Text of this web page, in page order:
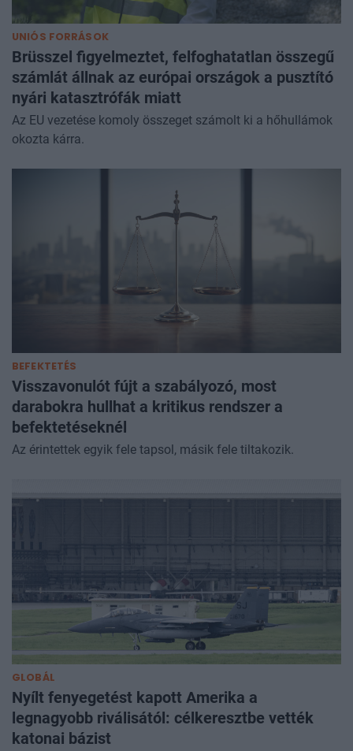
UNIÓS FORRÁSOK
Brüsszel figyelmeztet, felfoghatatlan összegű
számlát állnak az európai országok a pusztító
nyári katasztrófák miatt
Az EU vezetése komoly összeget számolt ki a hőhullámok
okozta kárra.
BEFEKTETÉS
Visszavonulót fújt a szabályozó, most
darabokra hullhat a kritikus rendszer a
befektetéseknél
Az érintettek egyik fele tapsol, másik fele tiltakozik.
GLOBÁL
Nyílt fenyegetést kapott Amerika a
legnagyobb riválisától: célkeresztbe vették
katonai bázist